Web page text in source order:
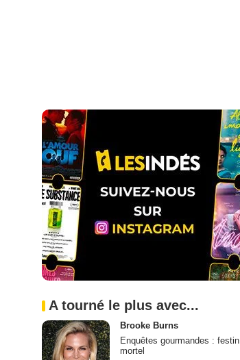
A tourné le plus avec...
Brooke Burns
Enquêtes gourmandes : festin
mortel